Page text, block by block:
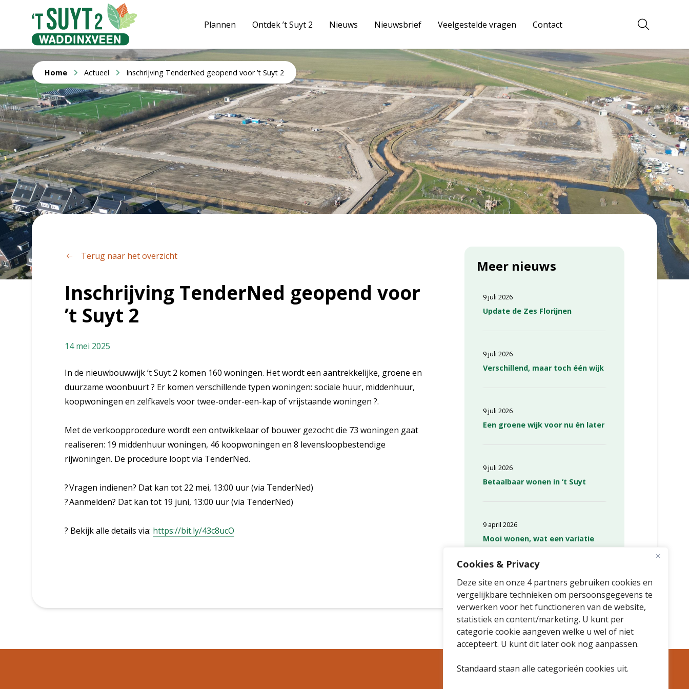
Cookies & Privacy
Deze site en onze 4 partners gebruiken cookies en
vergelijkbare technieken om persoonsgegevens te
verwerken voor het functioneren van de website,
statistiek en content/marketing. U kunt per
categorie cookie aangeven welke u wel of niet
accepteert. U kunt dit later ook nog aanpassen.
Standaard staan alle categorieën cookies uit.
Plannen Ontdek ’t Suyt 2 Nieuws Nieuwsbrief Veelgestelde vragen Contact
Home Actueel Inschrijving TenderNed geopend voor ’t Suyt 2
Terug naar het overzicht
Inschrijving TenderNed geopend voor
’t Suyt 2
14 mei 2025
In de nieuwbouwwijk ’t Suyt 2 komen 160 woningen. Het wordt een aantrekkelijke, groene en
duurzame woonbuurt ? Er komen verschillende typen woningen: sociale huur, middenhuur,
koopwoningen en zelfkavels voor twee-onder-een-kap of vrijstaande woningen ?.
Met de verkoopprocedure wordt een ontwikkelaar of bouwer gezocht die 73 woningen gaat
realiseren: 19 middenhuur woningen, 46 koopwoningen en 8 levensloopbestendige
rijwoningen. De procedure loopt via TenderNed.
? Vragen indienen? Dat kan tot 22 mei, 13:00 uur (via TenderNed)
? Aanmelden? Dat kan tot 19 juni, 13:00 uur (via TenderNed)
? Bekijk alle details via: https://bit.ly/43c8ucO
Meer nieuws
Update de Zes Florijnen
9 juli 2026
Verschillend, maar toch één wijk
9 juli 2026
Een groene wijk voor nu én later
9 juli 2026
Betaalbaar wonen in ‘t Suyt
9 juli 2026
Mooi wonen, wat een variatie
9 april 2026